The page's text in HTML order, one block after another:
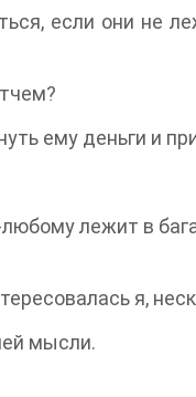
если они не
ему деньги и
лежит в
я,
мысли.